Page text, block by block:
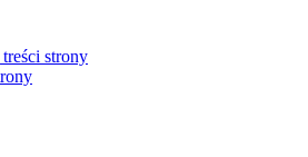
strony